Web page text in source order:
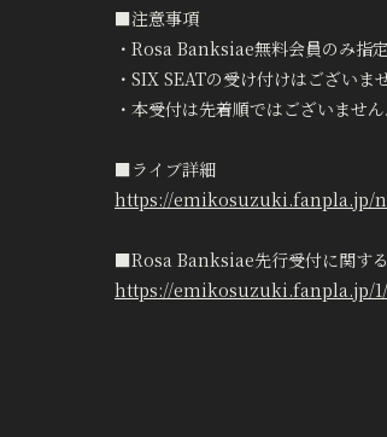
■注意事項
・Rosa Banksiae無料会員のみ指
・SIX SEATの受け付けはございま
・本受付は先着順ではございませ
■ライブ詳細
https://emikosuzuki.fanpla.jp/
■Rosa Banksiae先行受付に関す
https://emikosuzuki.fanpla.jp/